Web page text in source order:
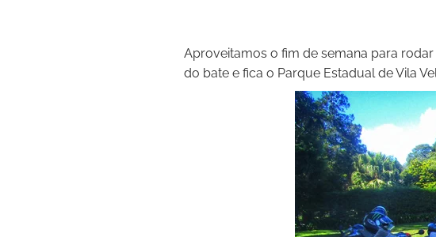
Aproveitamos o fim de semana para
do bate e fica o Parque Estadual de Vila